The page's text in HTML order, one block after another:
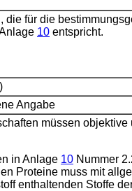
die für die
10 entspricht.
Angabe
müssen
in Anlage 10 Nummer
Proteine muss mit
enthaltenden Stoffe